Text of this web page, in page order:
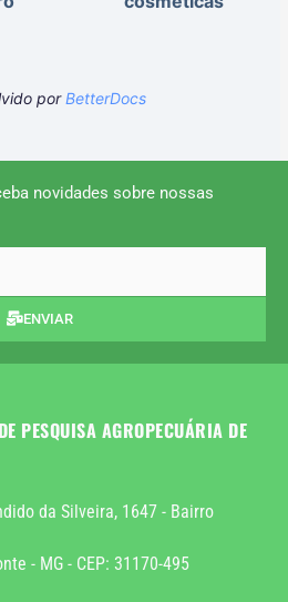
porBetterDocs
novidades sobre nossas
ENVIAR
PESQUISA AGROPECUÁRIA DE
da Silveira, 1647 - Bairro
- MG - CEP: 31170-495